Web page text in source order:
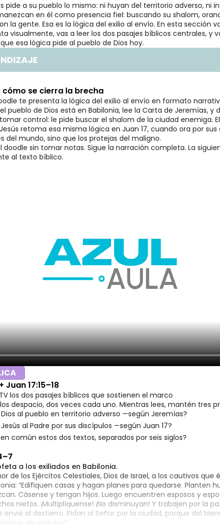
pide a su pueblo lo mismo: ni huyan del territorio adverso, ni
en él como presencia fiel: buscando su shalom,
la gente. Esa es la lógica del exilio al envío. En esta sección
visualmente, vas a leer los dos pasajes bíblicos centrales, y
esa lógica pide al pueblo de Dios hoy.
cómo se cierra la brecha
te presenta la lógica del exilio al envío en formato
pueblo de Dios está en Babilonia, lee la Carta de Jeremías, y
control: le pide buscar el shalom de la ciudad enemiga.
retoma esa misma lógica en Juan 17, cuando ora por sus
del mundo, sino que los protejas del maligno.
doodle sin tomar notas. Sigue la narración completa. La
al texto bíblico.
17:15–18
los dos pasajes bíblicos que sostienen el marco
despacio, dos veces cada uno. Mientras lees, mantén tres
al pueblo en territorio adverso —según Jeremías?
al Padre por sus discípulos —según Juan 17?
común estos dos textos, separados por seis siglos?
a los exiliados en Babilonia.
de los Ejércitos Celestiales, Dios de Israel, a los cautivos que
“Edifiquen casas y hagan planes para quedarse. Planten
Cásense y tengan hijos. Luego encuentren esposos y
nietos. ¡Multiplíquense! ¡No disminuyan! Y trabajen por la
envié al destierro. Pidan al Señor por la ciudad, porque del
de ustedes”. '